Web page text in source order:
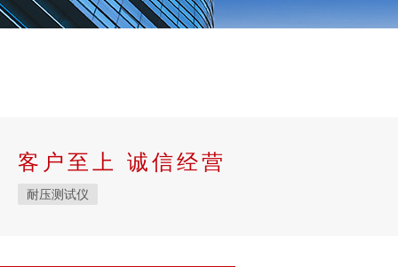
客户至上 诚信经营
耐压测试仪